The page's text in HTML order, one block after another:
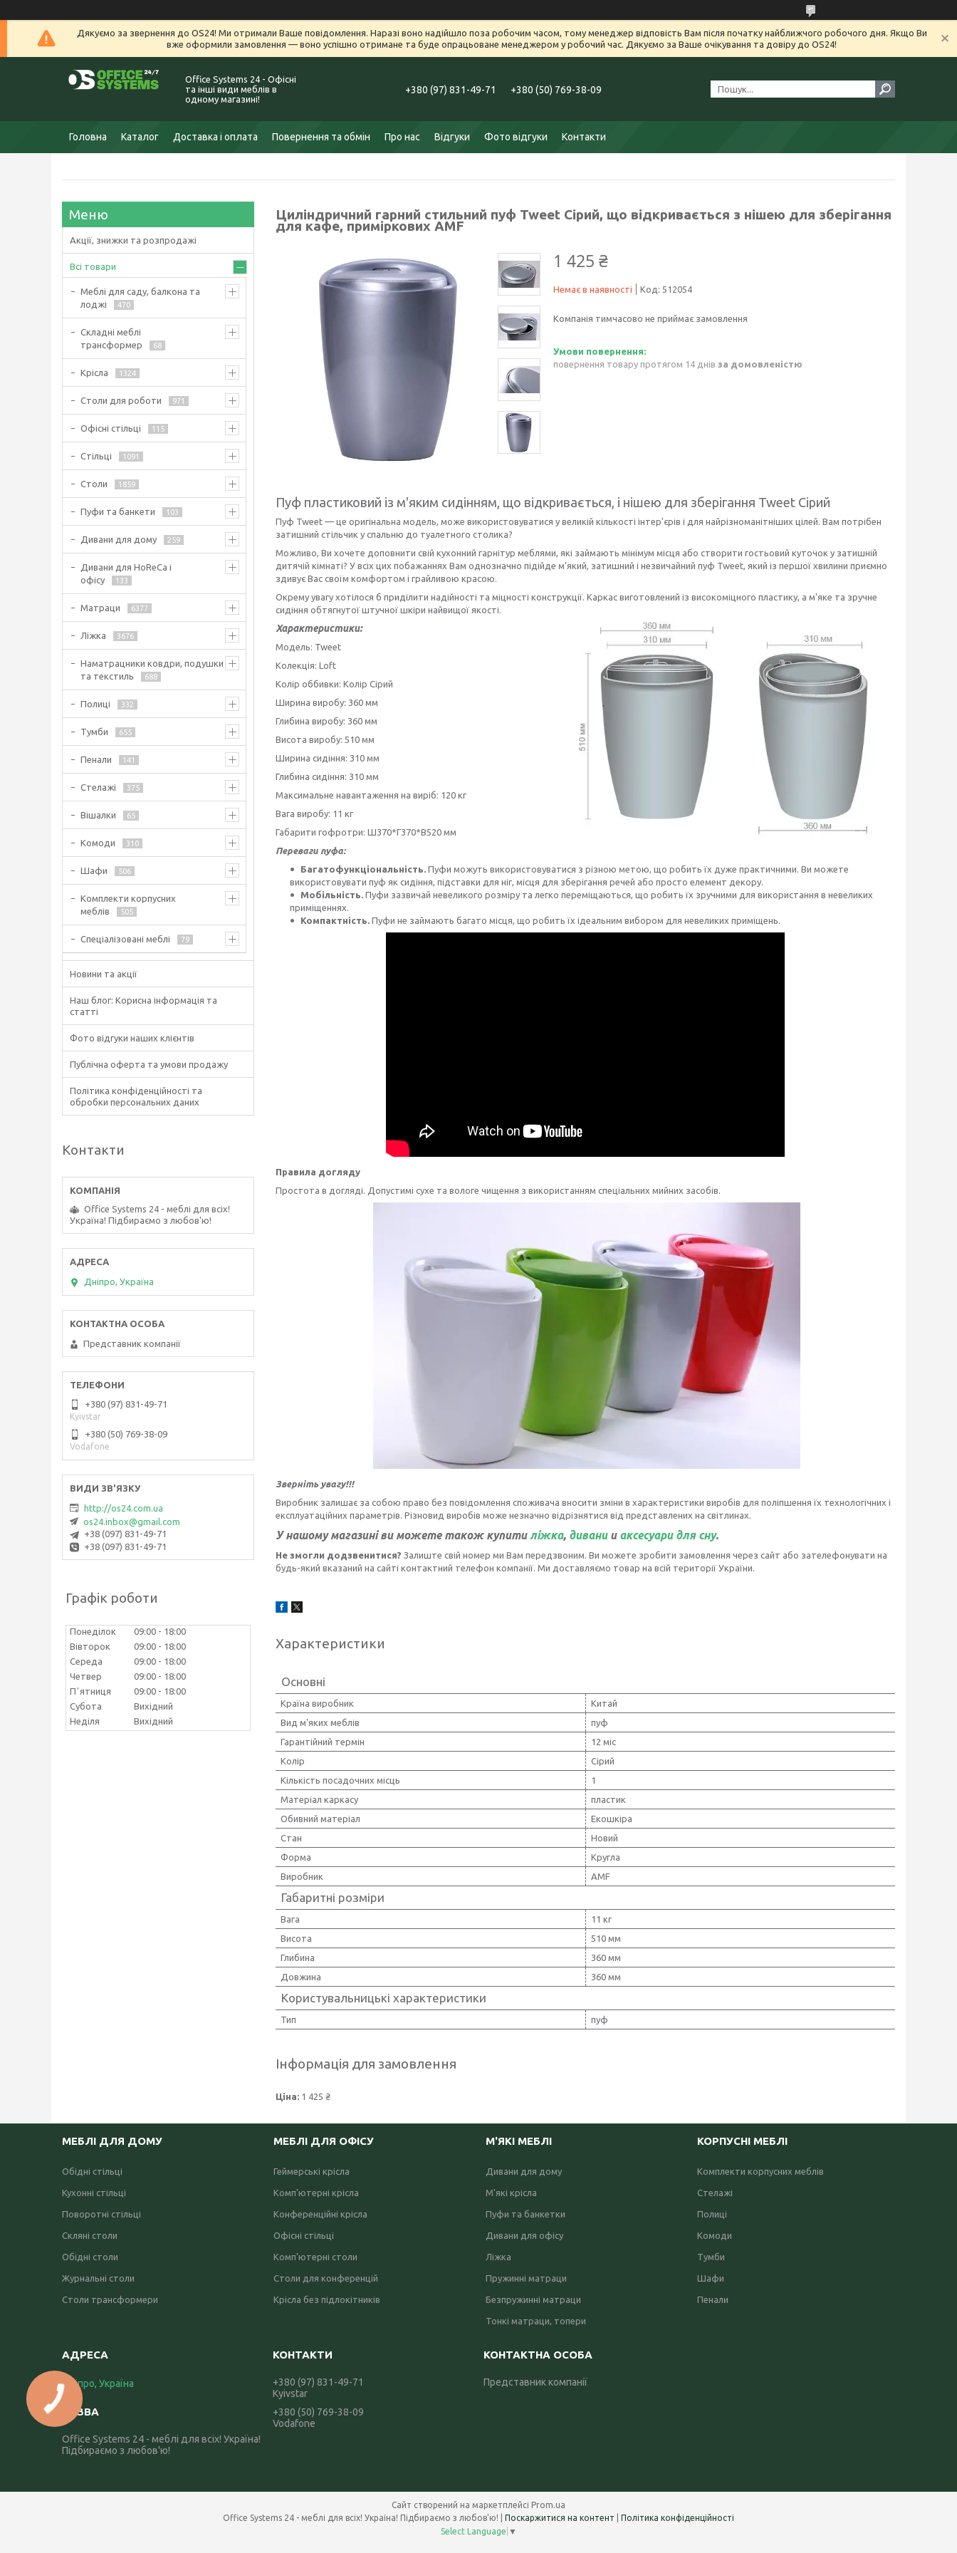
Дякуємо за звернення до OS24! Ми отримали Ваше повідомлення. Наразі воно надійшло поза робочим часом, тому менеджер відповість Вам після початку найближчого робочого дня. Якщо Ви
вже оформили замовлення — воно успішно отримане та буде опрацьоване менеджером у робочий час. Дякуємо за Ваше очікування та довіру до OS24!
Office Systems 24 - Офісні
та інші види меблів в
одному магазині!
+380 (97) 831-49-71 +380 (50) 769-38-09
Головна Каталог Доставка і оплата Повернення та обмін Про нас Відгуки Фото відгуки Контакти
Циліндричний гарний стильний пуф Tweet Сірий, що відкривається з нішею для зберігання
для кафе, приміркових AMF
1 425 ₴
Немає в наявності Код: 512054
Компанія тимчасово не приймає замовлення
повернення товару протягом 14 днів за домовленістю
Пуф пластиковий із м'яким сидінням, що відкривається, і нішею для зберігання Tweet Сірий
Пуф Tweet — це оригінальна модель, може використовуватися у великій кількості інтер'єрів і для найрізноманітніших цілей. Вам потрібен
затишний стільчик у спальню до туалетного столика?
Можливо, Ви хочете доповнити свій кухонний гарнітур меблями, які займають мінімум місця або створити гостьовий куточок у затишній
дитячій кімнаті? У всіх цих побажаннях Вам однозначно підійде м'який, затишний і незвичайний пуф Tweet, який із першої хвилини приємно
здивує Вас своїм комфортом і грайливою красою.
Окрему увагу хотілося б приділити надійності та міцності конструкції. Каркас виготовлений із високоміцного пластику, а м'яке та зручне
сидіння обтягнутої штучної шкіри найвищої якості.
Характеристики:
Модель: Tweet
Колекція: Loft
Колір оббивки: Колір Сірий
Ширина виробу: 360 мм
Глибина виробу: 360 мм
Висота виробу: 510 мм
Ширина сидіння: 310 мм
Глибина сидіння: 310 мм
Максимальне навантаження на виріб: 120 кг
Вага виробу: 11 кг
Габарити гофротри: Ш370*Г370*В520 мм
Переваги пуфа:
Багатофункціональність. Пуфи можуть використовуватися з різною метою, що робить їх дуже практичними. Ви можете
використовувати пуф як сидіння, підставки для ніг, місця для зберігання речей або просто елемент декору.
Мобільність. Пуфи зазвичай невеликого розміру та легко переміщаються, що робить їх зручними для використання в невеликих
приміщеннях.
Компактність. Пуфи не займають багато місця, що робить їх ідеальним вибором для невеликих приміщень.
Правила догляду
Простота в догляді. Допустимі сухе та вологе чищення з використанням спеціальних мийних засобів.
Зверніть увагу!!!
Виробник залишає за собою право без повідомлення споживача вносити зміни в характеристики виробів для поліпшення їх технологічних і
експлуатаційних параметрів. Різновид виробів може незначно відрізнятися від представлених на світлинах.
У нашому магазині ви можете також купитиліжка, дивании аксесуари для сну.
Не змогли додзвенитися? Залиште свій номер ми Вам передзвоним. Ви можете зробити замовлення через сайт або зателефонувати на
будь-який вказаний на сайті контактний телефон компанії. Ми доставляємо товар на всій території України.
Характеристики
Основні
Країна виробник
Китай
Вид м'яких меблів
пуф
Гарантійний термін
12 міс
Колір
Сірий
Кількість посадочних місць
1
Матеріал каркасу
пластик
Обивний матеріал
Екошкіра
Стан
Новий
Форма
Кругла
Виробник
AMF
Габаритні розміри
Вага
11 кг
Висота
510 мм
Глибина
360 мм
Довжина
360 мм
Користувальницькі характеристики
Тип пуф
Інформація для замовлення
Ціна: 1 425 ₴
Акції, знижки та розпродажі
Всі товари
Меблі для саду, балкона та
лоджі
470
Складні меблі
трансформер
68
Крісла 1324
Столи для роботи 971
Офісні стільці 115
Стільці 1091
Столи 1859
Пуфи та банкети 103
Дивани для дому 259
Дивани для HoReCa і
офісу
133
Матраци 6377
Ліжка 3676
Наматрацники ковдри, подушки
та текстиль
688
Полиці 332
Тумби 655
Пенали 141
Стелажі 375
Вішалки 65
Комоди 310
Шафи 506
Комплекти корпусних
меблів
505
Спеціалізовані меблі 79
Новини та акції
Наш блог: Корисна інформація та
статті
Фото відгуки наших клієнтів
Публічна оферта та умови продажу
Політика конфіденційності та
обробки персональних даних
Контакти
Office Systems 24 - меблі для всіх!
Україна! Підбираємо з любов'ю!
Дніпро, Україна
Представник компанії
+380 (97) 831-49-71
Kyivstar
+380 (50) 769-38-09
Vodafone
http://os24.com.ua
os24.inbox@gmail.com
+38 (097) 831-49-71
+38 (097) 831-49-71
Графік роботи
Понеділок 09:00
18:00
Вівторок
09:00
18:00
Середа
09:00
18:00
Четвер
09:00
18:00
Пʼятниця
09:00
18:00
Субота
Вихідний
Неділя
Вихідний
МЕБЛІ ДЛЯ ДОМУ
Обідні стільці
Кухонні стільці
Поворотні стільці
Скляні столи
Обідні столи
Журнальні столи
Столи трансформери
МЕБЛІ ДЛЯ ОФІСУ
Геймерські крісла
Комп'ютерні крісла
Конференційні крісла
Офісні стільці
Комп'ютерні столи
Столи для конференцій
Крісла без підлокітників
М'ЯКІ МЕБЛІ
Дивани для дому
М'які крісла
Пуфи та банкетки
Дивани для офісу
Ліжка
Пружинні матраци
Безпружинні матраци
Тонкі матраци, топери
КОРПУСНІ МЕБЛІ
Комплекти корпусних меблів
Стелажі
Полиці
Комоди
Тумби
Шафи
Пенали
Дніпро, Україна
Office Systems 24 - меблі для всіх! Україна!
Підбираємо з любов'ю!
+380 (97) 831-49-71
Kyivstar
+380 (50) 769-38-09
Vodafone
Представник компанії
Сайт створений на маркетплейсі Prom.ua
Поскаржитися на контент
Політика конфіденційності
Select Language ▼